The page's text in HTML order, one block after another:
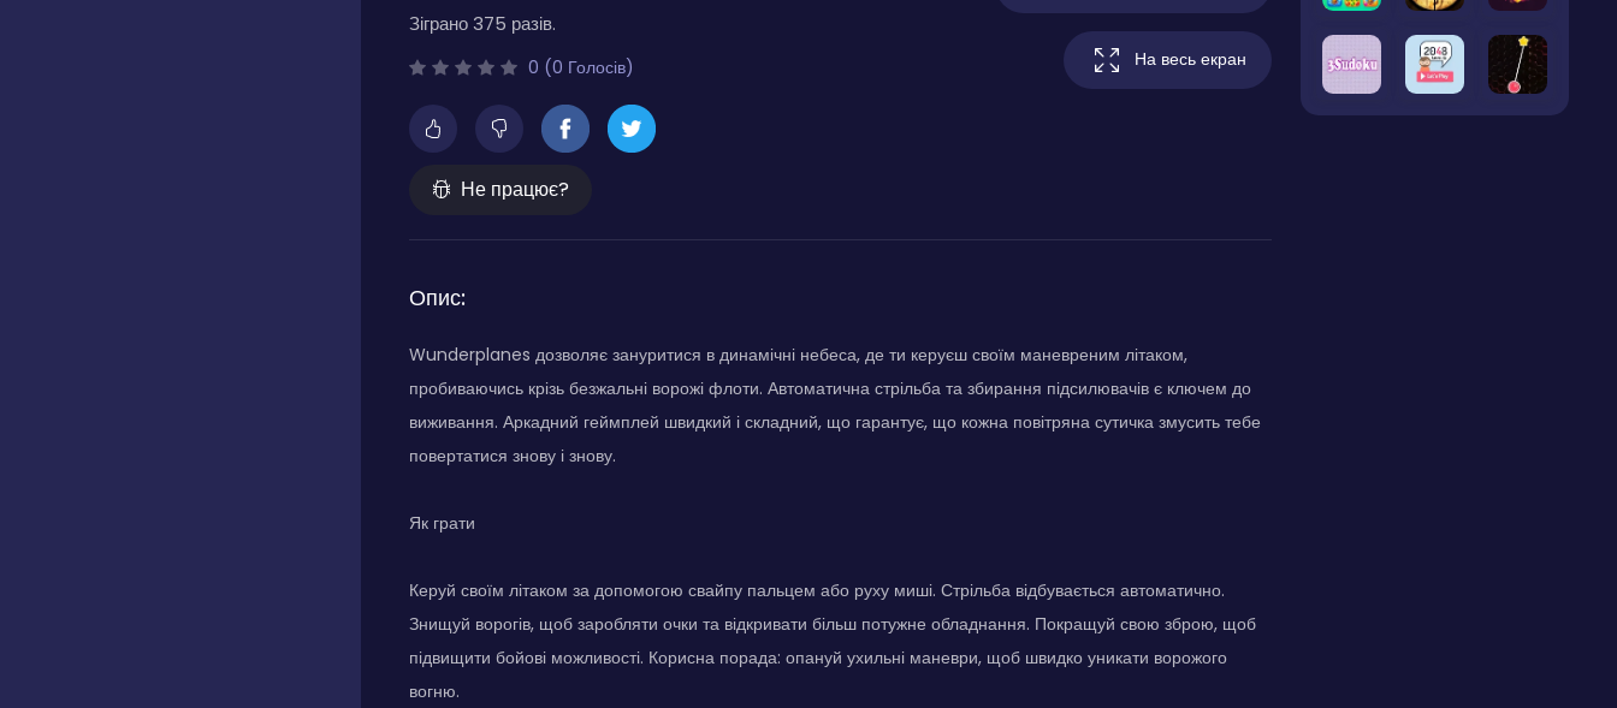
Зіграно 375 разів.
0 (0 Голосів)
Не працює?
На весь екран
Опис:
Wunderplanes дозволяє зануритися в динамічні небеса, де ти керуєш своїм маневреним літаком,
пробиваючись крізь безжальні ворожі флоти. Автоматична стрільба та збирання підсилювачів є ключем до
виживання. Аркадний геймплей швидкий і складний, що гарантує, що кожна повітряна сутичка змусить тебе
повертатися знову і знову.
Як грати
Керуй своїм літаком за допомогою свайпу пальцем або руху миші. Стрільба відбувається автоматично.
Знищуй ворогів, щоб заробляти очки та відкривати більш потужне обладнання. Покращуй свою зброю, щоб
підвищити бойові можливості. Корисна порада: опануй ухильні маневри, щоб швидко уникати ворожого
вогню.